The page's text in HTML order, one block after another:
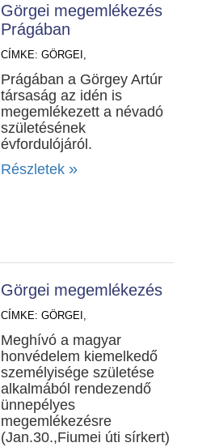
Görgei megemlékezés
Prágában
CÍMKE:GÖRGEI,
Prágában a Görgey Artúr
társaság az idén is
megemlékezett a névadó
születésének
évfordulójáról.
Részletek »
Görgei megemlékezés
CÍMKE:GÖRGEI,
Meghívó a magyar
honvédelem kiemelkedő
személyisége születése
alkalmából rendezendő
ünnepélyes
megemlékezésre
(Jan.30.,Fiumei úti sírkert)